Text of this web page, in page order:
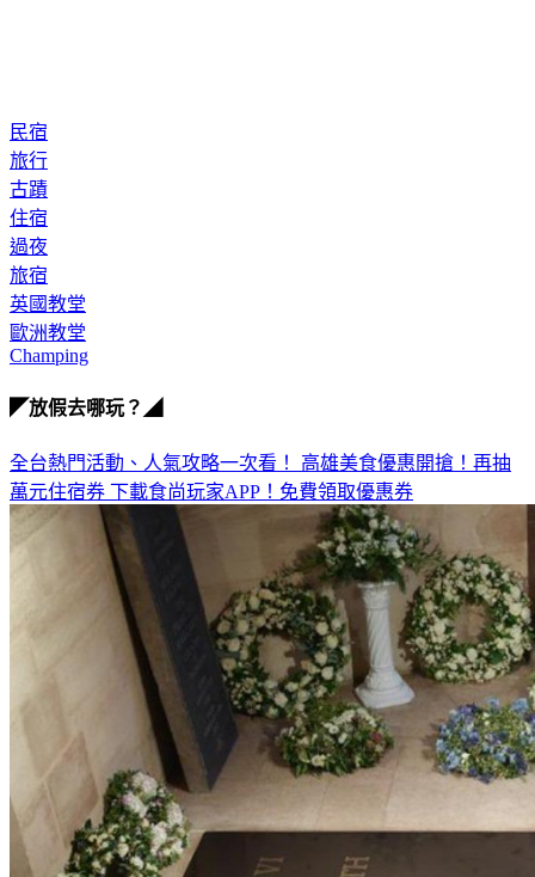
民宿
旅行
古蹟
住宿
過夜
旅宿
英國教堂
歐洲教堂
Champing
◤放假去哪玩？◢
全台熱門活動、人氣攻略一次看！ 高雄美食優惠開搶！再抽
萬元住宿券 下載食尚玩家APP！免費領取優惠券